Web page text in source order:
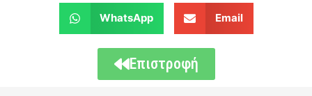
WhatsApp Email
Επιστροφή